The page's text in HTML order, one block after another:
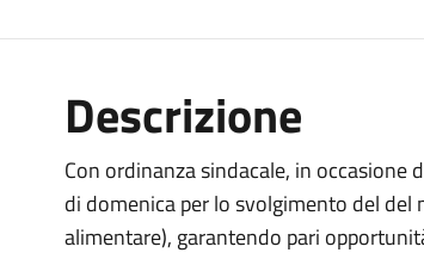
Descrizione
Con ordinanza sindacale, in
di domenica per lo svolgimento del
alimentare), garantendo pari